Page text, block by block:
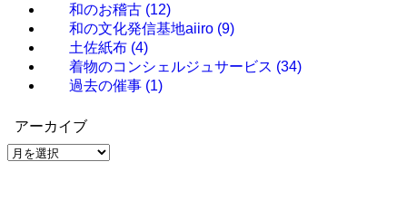
和のお稽古 (12)
和の文化発信基地aiiro (9)
土佐紙布 (4)
着物のコンシェルジュサービス (34)
過去の催事 (1)
アーカイブ
ア